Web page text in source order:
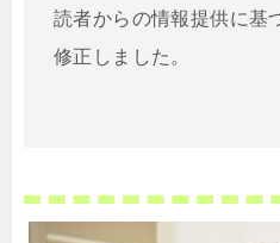
読者からの情報提供に基
修正しました。